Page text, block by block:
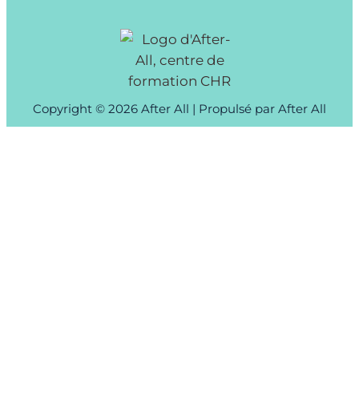
Copyright © 2026 After All | Propulsé par After All